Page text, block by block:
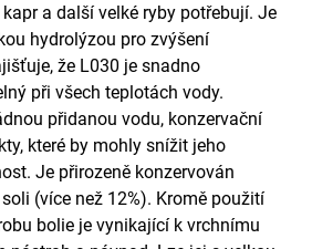
a další velké ryby potřebují. Je
hydrolýzou pro zvýšení
že L030 je snadno
při všech teplotách vody.
přidanou vodu, konzervační
které by mohly snížit jeho
Je přirozeně konzervován
(více než 12%). Kromě použití
bolie je vynikající k vrchnímu